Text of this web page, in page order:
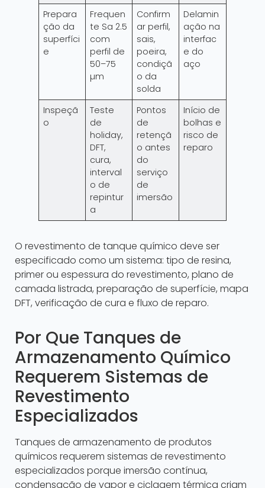
Prepara
ção da
superfíci
e
Frequen
te Sa 2.5
com
perfil de
50–75
µm
Confirm
ar perfil,
sais,
poeira,
condiçã
o da
solda
Delamin
ação na
interfac
e do
aço
Inspeçã
o
Teste
de
holiday,
DFT,
cura,
interval
o de
repintur
a
Pontos
de
retençã
o antes
do
serviço
de
imersão
Início de
bolhas e
risco de
reparo
O revestimento de tanque químico deve ser
especificado como um sistema: tipo de resina,
primer ou espessura do revestimento, plano de
camada listrada, preparação de superfície, mapa
DFT, verificação de cura e fluxo de reparo.
Por Que Tanques de
Armazenamento Químico
Requerem Sistemas de
Revestimento
Especializados
Tanques de armazenamento de produtos
químicos requerem sistemas de revestimento
especializados porque imersão contínua,
condensação de vapor e ciclagem térmica criam